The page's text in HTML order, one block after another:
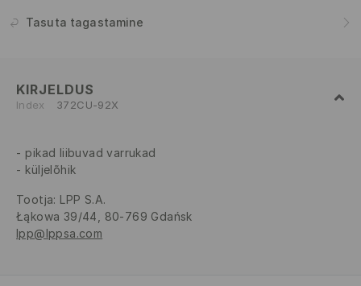
Tasuta tagastamine
KIRJELDUS
Index 372CU-92X
pikad liibuvad varrukad
küljelõhik
Tootja: LPP S.A.
Łąkowa 39/44, 80-769 Gdańsk
lpp@lppsa.com